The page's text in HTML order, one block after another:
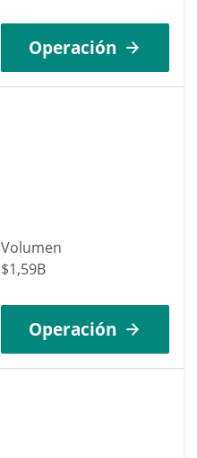
Operación
Volumen
$1,59B
Operación